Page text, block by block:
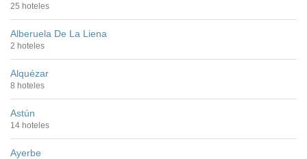
25 hoteles
Alberuela De La Liena
2 hoteles
Alquézar
8 hoteles
Astún
14 hoteles
Ayerbe